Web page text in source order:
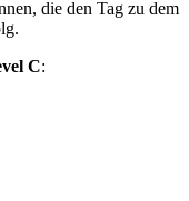
die den Tag zu dem
C: